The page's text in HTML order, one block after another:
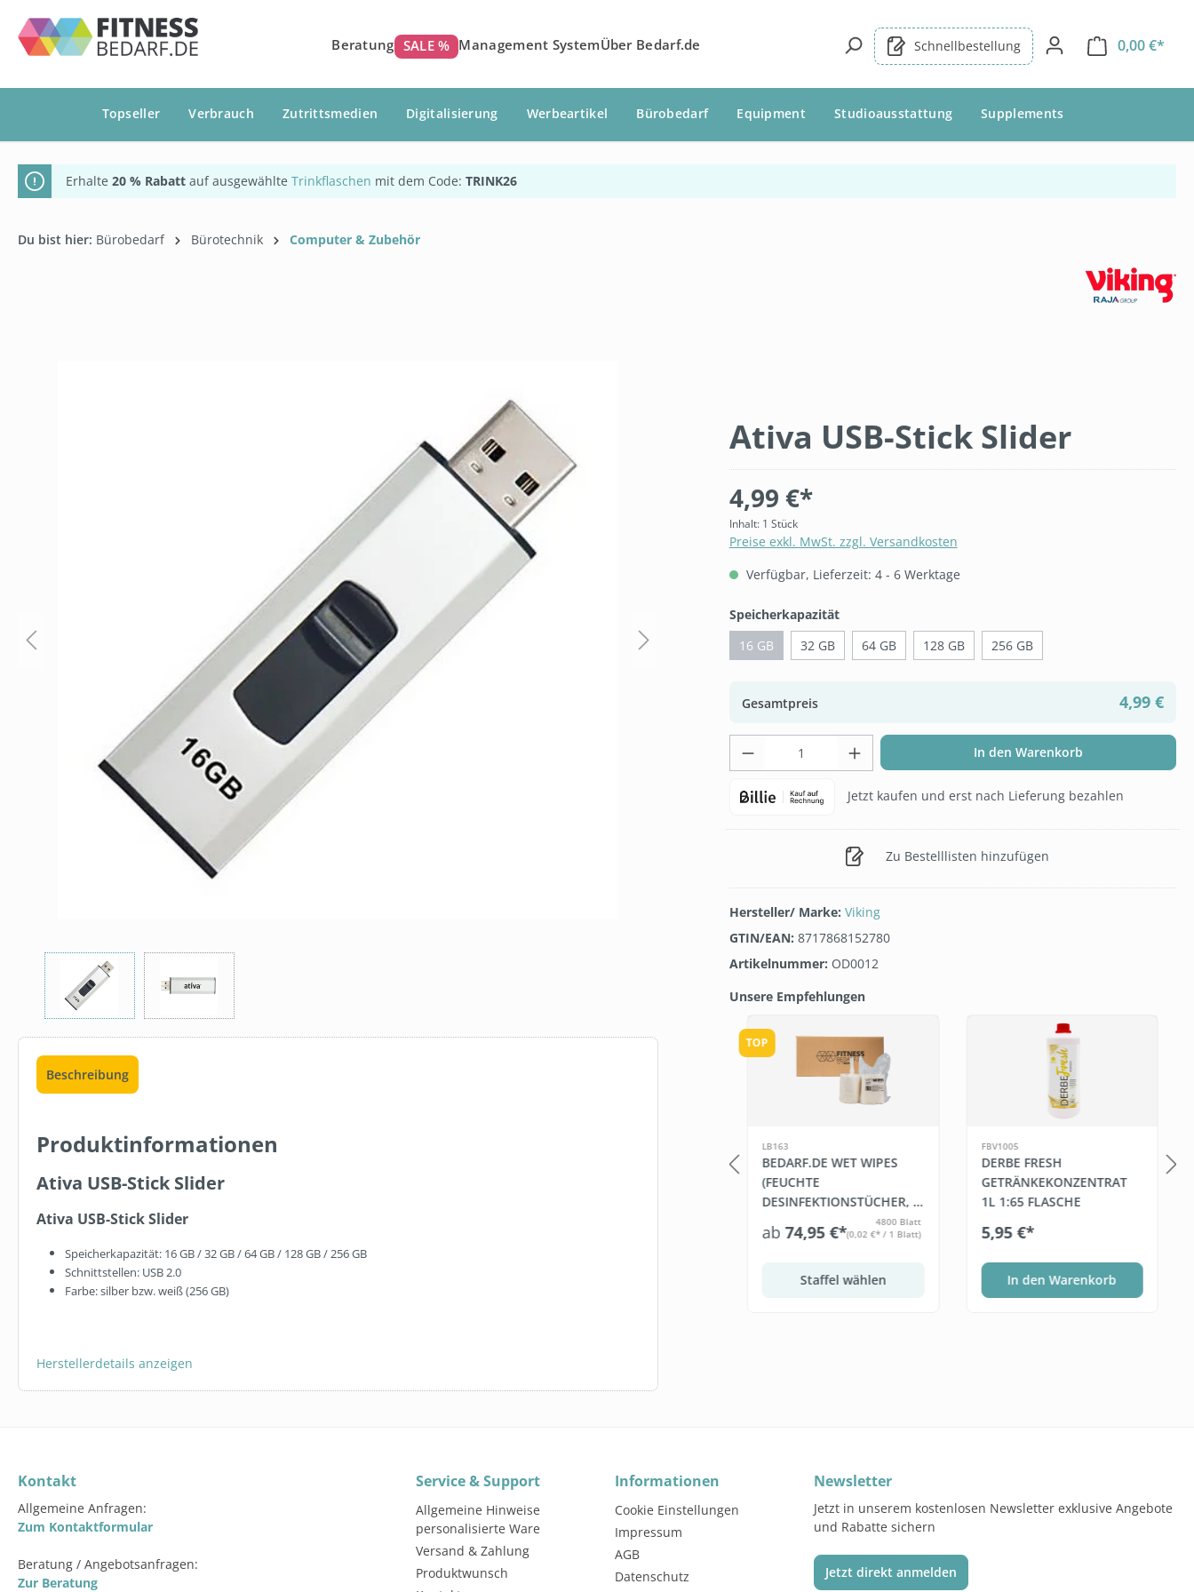
Zur Hauptnavigation springen
Beratung SALE % Management SystemÜber Bedarf.de Schnellbestellung 0,00 €*
Topseller Verbrauch Zutrittsmedien Digitalisierung Werbeartikel Bürobedarf Equipment Studioausstattung Supplements
Erhalte 20 % Rabatt auf ausgewählte Trinkflaschen mit dem Code: TRINK26
Du bist hier: Bürobedarf Bürotechnik Computer & Zubehör
Beschreibung
Produktinformationen
Ativa USB-Stick Slider
Ativa USB-Stick Slider
Speicherkapazität: 16 GB / 32 GB / 64 GB / 128 GB / 256 GB
Schnittstellen: USB 2.0
Farbe: silber bzw. weiß (256 GB)
Herstellerdetails anzeigen
Ativa USB-Stick Slider
4,99 €*
Inhalt: 1 Stück
Preise exkl. MwSt. zzgl. Versandkosten
Verfügbar, Lieferzeit: 4 - 6 Werktage
Speicherkapazitätauswählen
16 GB
32 GB 64 GB 128 GB 256 GB
Gesamtpreis 4,99 €
Produkt Anzahl: Gib den gewünschten Wert
In den Warenkorb
Jetzt kaufen und erst nach Lieferung bezahlen
Zu Bestelllisten hinzufügen
Hersteller/ Marke: Viking
GTIN/EAN: 8717868152780
Artikelnummer: OD0012
Unsere Empfehlungen
TOP
LB163
BEDARF.DE WET WIPES
(FEUCHTE
DESINFEKTIONSTÜCHER, 6
ab74,95 €*
4800 Blatt
(0,02 €* / 1 Blatt)
Staffel wählen
FBV1005
DERBE FRESH
GETRÄNKEKONZENTRAT
1L 1:65 FLASCHE
5,95 €*
In den Warenkorb
Kontakt
Allgemeine Anfragen:
Zum Kontaktformular
Beratung / Angebotsanfragen:
Zur Beratung
Service & Support
Allgemeine Hinweise
personalisierte Ware
Versand & Zahlung
Produktwunsch
Informationen
Cookie Einstellungen
Impressum
AGB
Datenschutz
Newsletter
Jetzt in unserem kostenlosen Newsletter exklusive Angebote
und Rabatte sichern
Jetzt direkt anmelden